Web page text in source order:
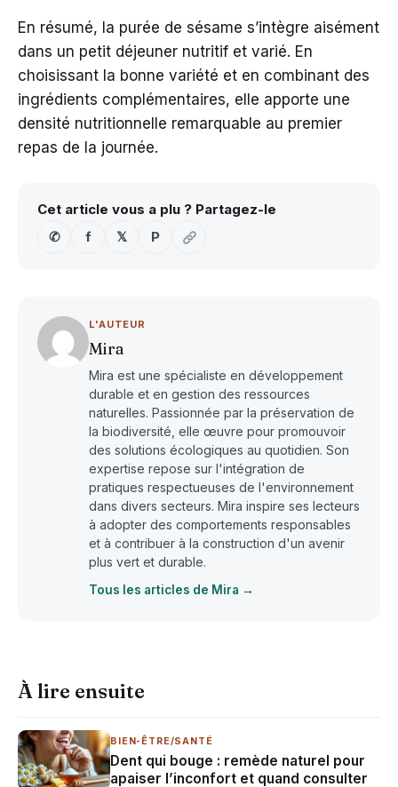
En résumé, la purée de sésame s’intègre aisément
dans un petit déjeuner nutritif et varié. En
choisissant la bonne variété et en combinant des
ingrédients complémentaires, elle apporte une
densité nutritionnelle remarquable au premier
repas de la journée.
Cet article vous a plu ? Partagez-le
✆
f 𝕏 P
L'AUTEUR
Mira
Mira est une spécialiste en développement
durable et en gestion des ressources
naturelles. Passionnée par la préservation de
la biodiversité, elle œuvre pour promouvoir
des solutions écologiques au quotidien. Son
expertise repose sur l'intégration de
pratiques respectueuses de l'environnement
dans divers secteurs. Mira inspire ses lecteurs
à adopter des comportements responsables
et à contribuer à la construction d'un avenir
plus vert et durable.
Tous les articles de Mira →
À lire ensuite
BIEN-ÊTRE/SANTÉ
Dent qui bouge : remède naturel pour
apaiser l’inconfort et quand consulter